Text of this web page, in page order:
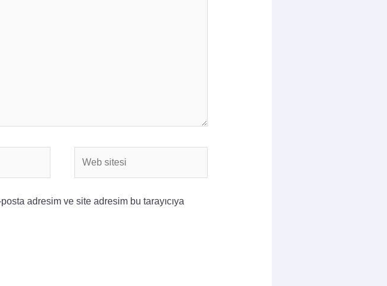
adresim ve site adresim bu tarayıcıya